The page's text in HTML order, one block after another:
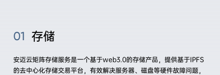
01 存储
安迈云矩阵存储服务是一个基于web3.0的存储产品，提供基于IPFS
的去中心化存储交易平台，有效解决服务器、磁盘等硬件故障问题，